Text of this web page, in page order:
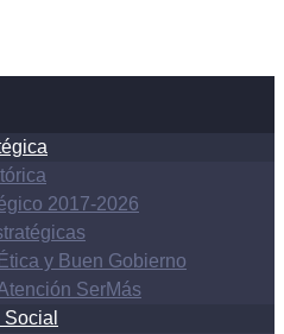
2017-2026
y Buen Gobierno
SerMás